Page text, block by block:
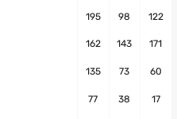
195 98 122
162 143 171
135 73 60
77 38 17